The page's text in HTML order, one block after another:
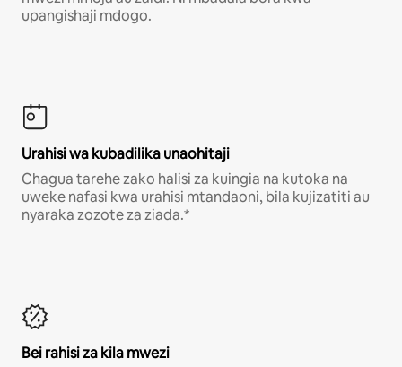
upangishaji mdogo.
Urahisi wa kubadilika unaohitaji
Chagua tarehe zako halisi za kuingia na kutoka na
uweke nafasi kwa urahisi mtandaoni, bila kujizatiti au
nyaraka zozote za ziada.*
Bei rahisi za kila mwezi